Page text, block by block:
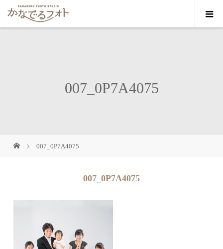
007_0P7A4075
007_0P7A4075
007_0P7A4075